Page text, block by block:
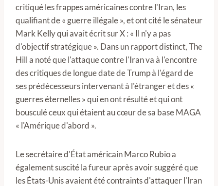
critiqué les frappes américaines contre l'Iran, les
qualifiant de « guerre illégale », et ont cité le sénateur
Mark Kelly qui avait écrit sur X : « Il n'y a pas
d'objectif stratégique ». Dans un rapport distinct, The
Hill a noté que l'attaque contre l'Iran va à l'encontre
des critiques de longue date de Trump à l'égard de
ses prédécesseurs intervenant à l'étranger et des «
guerres éternelles » qui en ont résulté et qui ont
bousculé ceux qui étaient au cœur de sa base MAGA
« l'Amérique d'abord ».
Le secrétaire d'État américain Marco Rubio a
également suscité la fureur après avoir suggéré que
les États-Unis avaient été contraints d'attaquer l'Iran